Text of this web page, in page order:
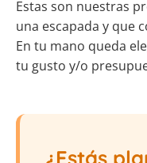
Estas son nuestras
una escapada y que
En tu mano queda
tu gusto y/o
¿Estás